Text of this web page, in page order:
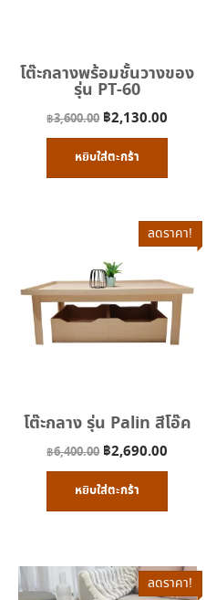
โต๊ะกลางพร้อมชั้นวางของ
รุ่น PT-60
฿3,600.00 Original
price
was:
฿2,130.00
price
หยิบใส่ตะกร้า
ลดราคา!
โต๊ะกลาง รุ่น Palin สีโอ๊ค
฿6,400.00 Original
price
was:
฿2,690.00
price
หยิบใส่ตะกร้า
ลดราคา!